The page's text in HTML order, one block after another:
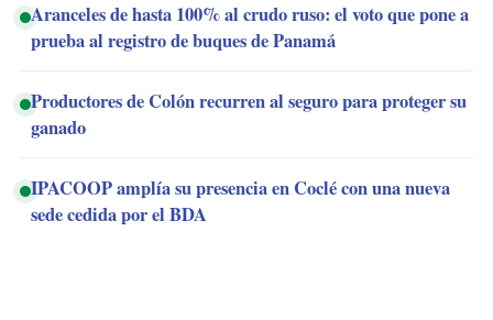
Aranceles de hasta 100% al crudo ruso: el voto que pone a
prueba al registro de buques de Panamá
Productores de Colón recurren al seguro para proteger su
ganado
IPACOOP amplía su presencia en Coclé con una nueva
sede cedida por el BDA